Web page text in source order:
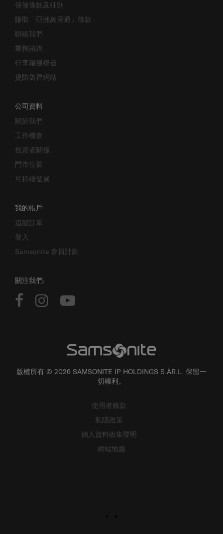
保修條款及細則
賺取「亞洲萬里通」條款
聯絡我們
業務諮詢
行李箱搜尋器
提防偽冒網站
公司資料
關於我們
工作機會
投資者關係
門市位置
可持續發展
我的帳戶
追蹤訂單
登入
Samsonite 會員計劃
關注我們:
版權所有 © 2026 SAMSONITE IP HOLDINGS S.ÀR.L. 保留一
切權利。
使用者條款
私隱政策
個人資料收集聲明
網站地圖